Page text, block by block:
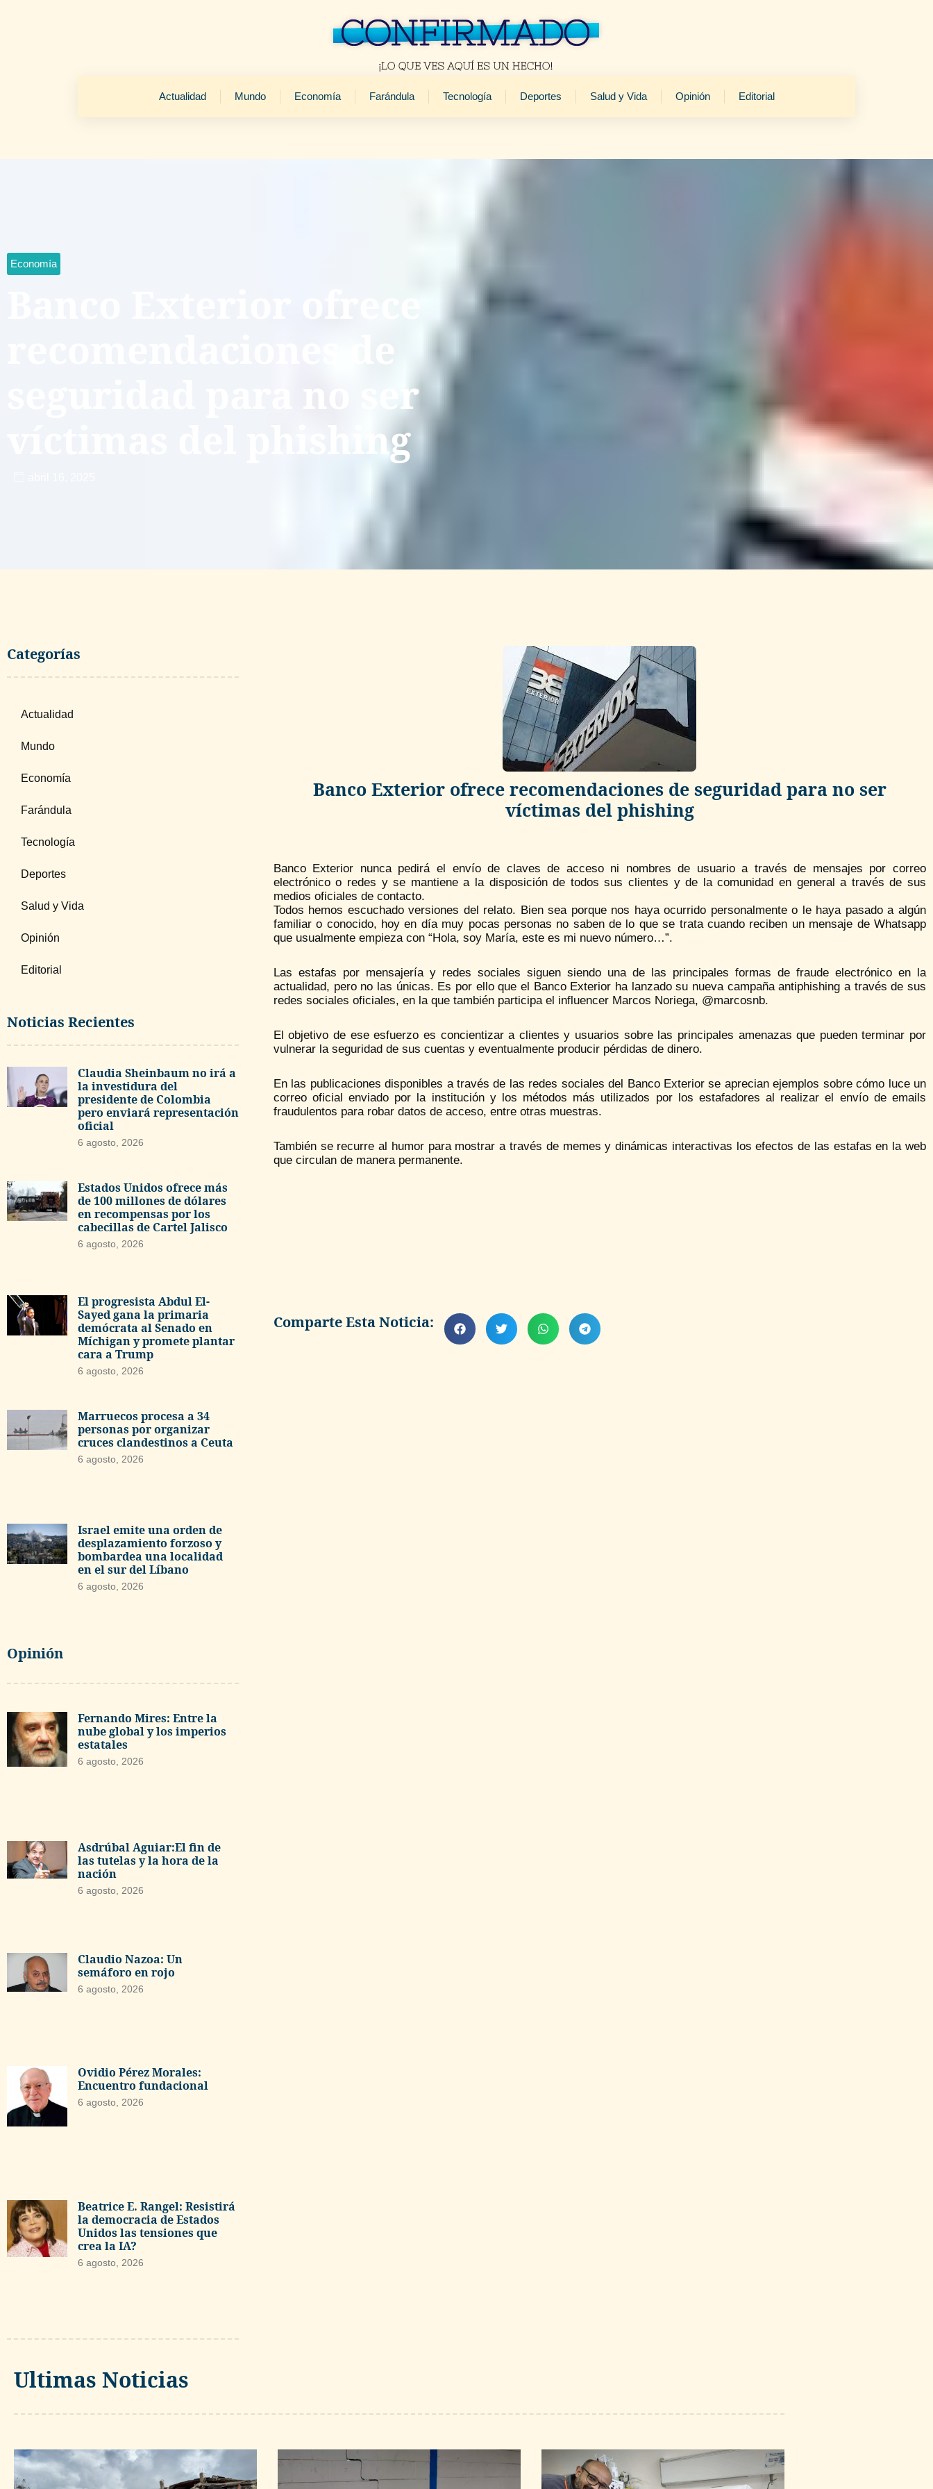
Actualidad Mundo Economía Farándula Tecnología Deportes Salud y Vida Opinión Editorial
Economía
seguridad para no ser
víctimas del phishing
Categorías
Actualidad
Mundo
Economía
Farándula
Tecnología
Deportes
Salud y Vida
Opinión
Editorial
Noticias Recientes
Claudia Sheinbaum no irá a
la investidura del
presidente de Colombia
pero enviará representación
oficial
6 agosto, 2026
Estados Unidos ofrece más
de 100 millones de dólares
en recompensas por los
cabecillas de Cartel Jalisco
6 agosto, 2026
El progresista Abdul El-
Sayed gana la primaria
demócrata al Senado en
Míchigan y promete plantar
cara a Trump
6 agosto, 2026
Marruecos procesa a 34
personas por organizar
cruces clandestinos a Ceuta
6 agosto, 2026
Israel emite una orden de
desplazamiento forzoso y
bombardea una localidad
en el sur del Líbano
6 agosto, 2026
Opinión
Fernando Mires: Entre la
nube global y los imperios
estatales
6 agosto, 2026
Asdrúbal Aguiar:El fin de
las tutelas y la hora de la
nación
6 agosto, 2026
Claudio Nazoa: Un
semáforo en rojo
6 agosto, 2026
Ovidio Pérez Morales:
Encuentro fundacional
6 agosto, 2026
Beatrice E. Rangel: Resistirá
la democracia de Estados
Unidos las tensiones que
crea la IA?
6 agosto, 2026
Banco Exterior ofrece recomendaciones de seguridad para no ser
víctimas del phishing
Banco Exterior nunca pedirá el envío de claves de acceso ni nombres de usuario a través de mensajes por correo
electrónico o redes y se mantiene a la disposición de todos sus clientes y de la comunidad en general a través de sus
medios oficiales de contacto.
Todos hemos escuchado versiones del relato. Bien sea porque nos haya ocurrido personalmente o le haya pasado a algún
familiar o conocido, hoy en día muy pocas personas no saben de lo que se trata cuando reciben un mensaje de Whatsapp
que usualmente empieza con “Hola, soy María, este es mi nuevo número…”.
Las estafas por mensajería y redes sociales siguen siendo una de las principales formas de fraude electrónico en la
actualidad, pero no las únicas. Es por ello que el Banco Exterior ha lanzado su nueva campaña antiphishing a través de sus
redes sociales oficiales, en la que también participa el influencer Marcos Noriega, @marcosnb.
El objetivo de ese esfuerzo es concientizar a clientes y usuarios sobre las principales amenazas que pueden terminar por
vulnerar la seguridad de sus cuentas y eventualmente producir pérdidas de dinero.
En las publicaciones disponibles a través de las redes sociales del Banco Exterior se aprecian ejemplos sobre cómo luce un
correo oficial enviado por la institución y los métodos más utilizados por los estafadores al realizar el envío de emails
fraudulentos para robar datos de acceso, entre otras muestras.
También se recurre al humor para mostrar a través de memes y dinámicas interactivas los efectos de las estafas en la web
que circulan de manera permanente.
Comparte Esta Noticia:
Ultimas Noticias